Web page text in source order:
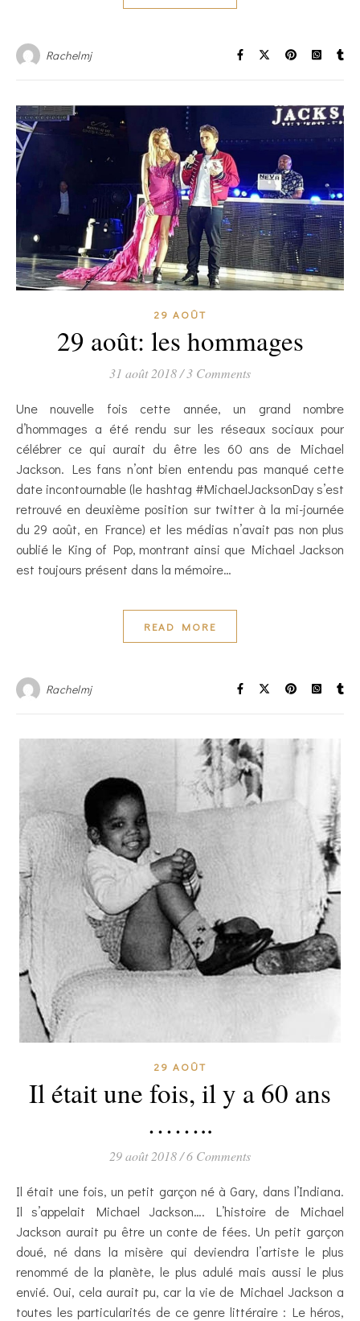
Rachelmj
29 AOÛT
29 août: les hommages
31 août 2018/3 Comments
Une nouvelle fois cette année, un grand nombre
d’hommages a été rendu sur les réseaux sociaux pour
célébrer ce qui aurait du être les 60 ans de Michael
Jackson. Les fans n’ont bien entendu pas manqué cette
date incontournable (le hashtag #MichaelJacksonDay s’est
retrouvé en deuxième position sur twitter à la mi-journée
du 29 août, en France) et les médias n’avait pas non plus
oublié le King of Pop, montrant ainsi que Michael Jackson
est toujours présent dans la mémoire…
READ MORE
Rachelmj
29 AOÛT
Il était une fois, il y a 60 ans
……..
29 août 2018/6 Comments
Il était une fois, un petit garçon né à Gary, dans l’Indiana.
Il s’appelait Michael Jackson…. L’histoire de Michael
Jackson aurait pu être un conte de fées. Un petit garçon
doué, né dans la misère qui deviendra l’artiste le plus
renommé de la planète, le plus adulé mais aussi le plus
envié. Oui, cela aurait pu, car la vie de Michael Jackson a
toutes les particularités de ce genre littéraire : Le héros,